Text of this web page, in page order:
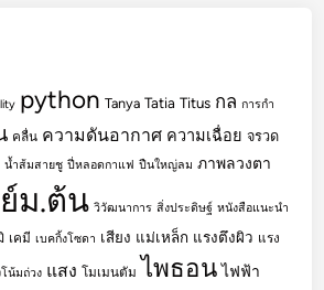
python Tanya Tatia Titus กล การกำ
คลื่น ความดันอากาศ ความเฉื่อย จรวด
น้ำส้มสายชู ปี่หลอดกาแฟ ปืนใหญ่ลม ภาพลวงตา
ม.ต้น วิวัฒนาการ สิ่งประดิษฐ์ หนังสือแนะนำ
เคมี เบคกิ้งโซดา เสียง แม่เหล็ก แรงตึงผิว แรง
น้มถ่วง แสง โมเมนตัม ไพธอน ไฟฟ้า